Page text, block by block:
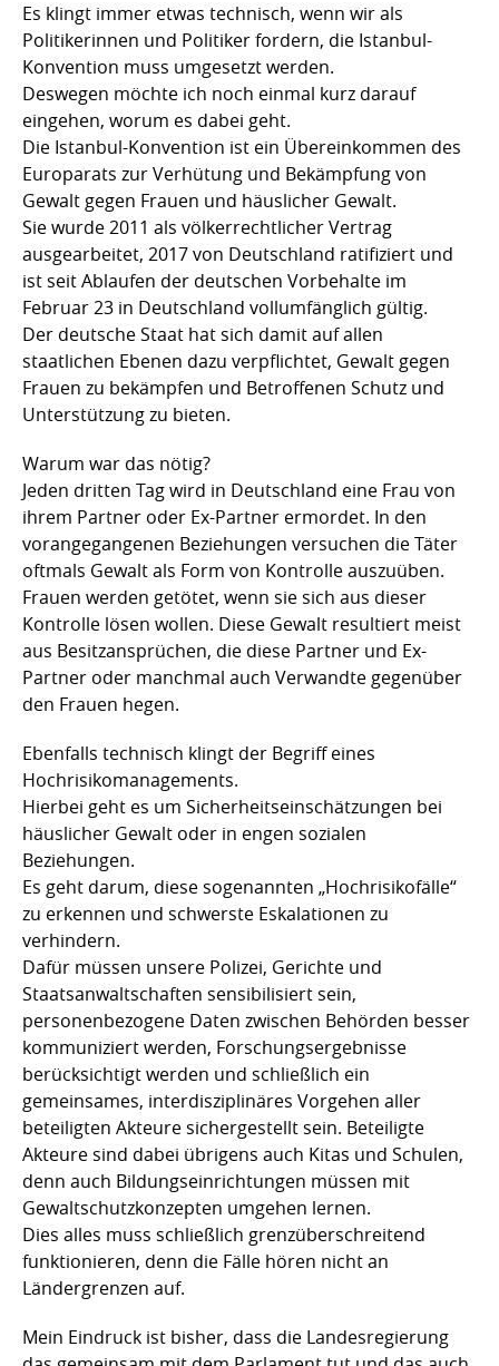
Es klingt immer etwas technisch, wenn wir als
Politikerinnen und Politiker fordern, die Istanbul-
Konvention muss umgesetzt werden.
Deswegen möchte ich noch einmal kurz darauf
eingehen, worum es dabei geht.
Die Istanbul-Konvention ist ein Übereinkommen des
Europarats zur Verhütung und Bekämpfung von
Gewalt gegen Frauen und häuslicher Gewalt.
Sie wurde 2011 als völkerrechtlicher Vertrag
ausgearbeitet, 2017 von Deutschland ratifiziert und
ist seit Ablaufen der deutschen Vorbehalte im
Februar 23 in Deutschland vollumfänglich gültig.
Der deutsche Staat hat sich damit auf allen
staatlichen Ebenen dazu verpflichtet, Gewalt gegen
Frauen zu bekämpfen und Betroffenen Schutz und
Unterstützung zu bieten.
Warum war das nötig?
Jeden dritten Tag wird in Deutschland eine Frau von
ihrem Partner oder Ex-Partner ermordet. In den
vorangegangenen Beziehungen versuchen die Täter
oftmals Gewalt als Form von Kontrolle auszuüben.
Frauen werden getötet, wenn sie sich aus dieser
Kontrolle lösen wollen. Diese Gewalt resultiert meist
aus Besitzansprüchen, die diese Partner und Ex-
Partner oder manchmal auch Verwandte gegenüber
den Frauen hegen.
Ebenfalls technisch klingt der Begriff eines
Hochrisikomanagements.
Hierbei geht es um Sicherheitseinschätzungen bei
häuslicher Gewalt oder in engen sozialen
Beziehungen.
Es geht darum, diese sogenannten „Hochrisikofälle“
zu erkennen und schwerste Eskalationen zu
verhindern.
Dafür müssen unsere Polizei, Gerichte und
Staatsanwaltschaften sensibilisiert sein,
personenbezogene Daten zwischen Behörden besser
kommuniziert werden, Forschungsergebnisse
berücksichtigt werden und schließlich ein
gemeinsames, interdisziplinäres Vorgehen aller
beteiligten Akteure sichergestellt sein. Beteiligte
Akteure sind dabei übrigens auch Kitas und Schulen,
denn auch Bildungseinrichtungen müssen mit
Gewaltschutzkonzepten umgehen lernen.
Dies alles muss schließlich grenzüberschreitend
funktionieren, denn die Fälle hören nicht an
Ländergrenzen auf.
Mein Eindruck ist bisher, dass die Landesregierung